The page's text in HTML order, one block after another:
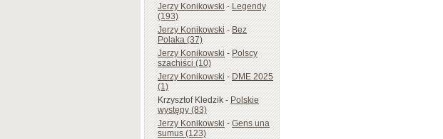
Jerzy Konikowski-Legendy
(193)
Jerzy Konikowski-Bez
Polaka (37)
Jerzy Konikowski-Polscy
szachiści (10)
Jerzy Konikowski-DME 2025
(1)
Krzysztof Kledzik-Polskie
występy (83)
Jerzy Konikowski-Gens una
sumus (123)